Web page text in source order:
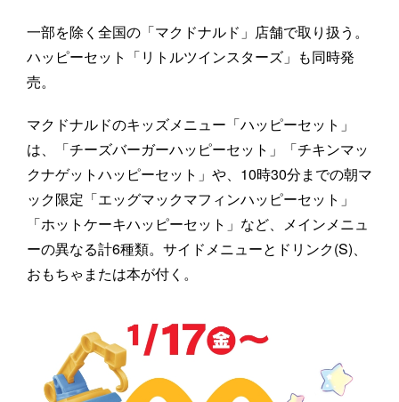
一部を除く全国の「マクドナルド」店舗で取り扱う。
ハッピーセット「リトルツインスターズ」も同時発
売。
マクドナルドのキッズメニュー「ハッピーセット」
は、「チーズバーガーハッピーセット」「チキンマッ
クナゲットハッピーセット」や、10時30分までの朝マ
ック限定「エッグマックマフィンハッピーセット」
「ホットケーキハッピーセット」など、メインメニュ
ーの異なる計6種類。サイドメニューとドリンク(S)、
おもちゃまたは本が付く。